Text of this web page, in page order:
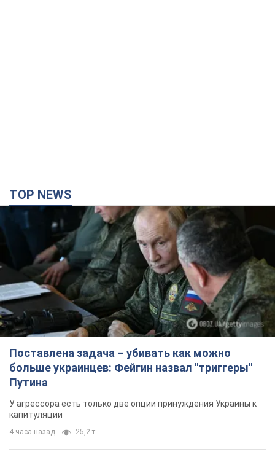
TOP NEWS
Поставлена задача – убивать как можно
больше украинцев: Фейгин назвал "триггеры"
Путина
У агрессора есть только две опции принуждения Украины к
капитуляции
4 часа назад 25,2 т.